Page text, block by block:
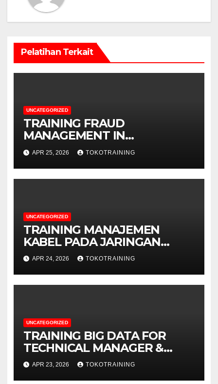
Pelatihan Terkait
UNCATEGORIZED
TRAINING FRAUD
MANAGEMENT IN
TELECOMMUNICATION
BUSINESS
APR 25, 2026 TOKOTRAINING
UNCATEGORIZED
TRAINING MANAJEMEN
KABEL PADA JARINGAN
TELEKOMUNIKASI
APR 24, 2026 TOKOTRAINING
UNCATEGORIZED
TRAINING BIG DATA FOR
TECHNICAL MANAGER &
DECISION MAKERS
APR 23, 2026 TOKOTRAINING